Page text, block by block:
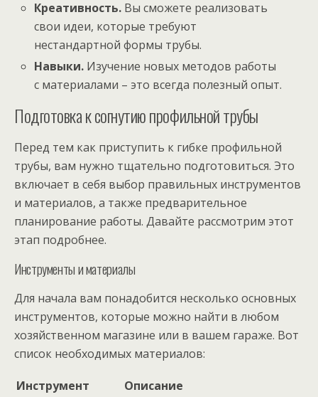
Креативность. Вы сможете реализовать
свои идеи, которые требуют
нестандартной формы трубы.
Навыки. Изучение новых методов работы
с материалами – это всегда полезный опыт.
Подготовка к согнутию профильной трубы
Перед тем как приступить к гибке профильной
трубы, вам нужно тщательно подготовиться. Это
включает в себя выбор правильных инструментов
и материалов, а также предварительное
планирование работы. Давайте рассмотрим этот
этап подробнее.
Инструменты и материалы
Для начала вам понадобится несколько основных
инструментов, которые можно найти в любом
хозяйственном магазине или в вашем гараже. Вот
список необходимых материалов:
Инструмент
Описание